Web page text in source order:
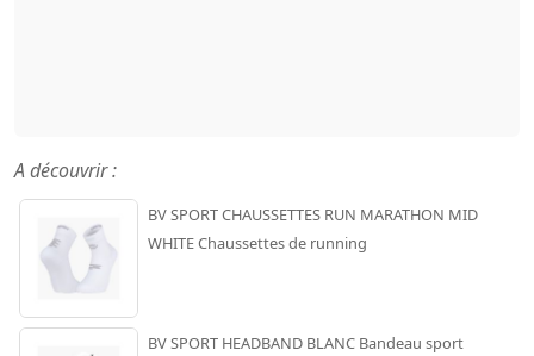
A découvrir :
BV SPORT CHAUSSETTES RUN MARATHON MID
WHITE Chaussettes de running
BV SPORT HEADBAND BLANC Bandeau sport